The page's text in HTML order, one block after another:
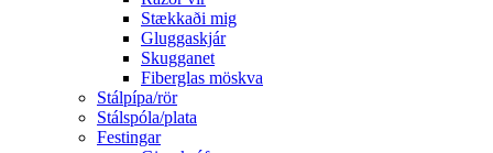
Stækkaði mig
Gluggaskjár
Skugganet
Fiberglas möskva
Stálpípa/rör
Stálspóla/plata
Festingar